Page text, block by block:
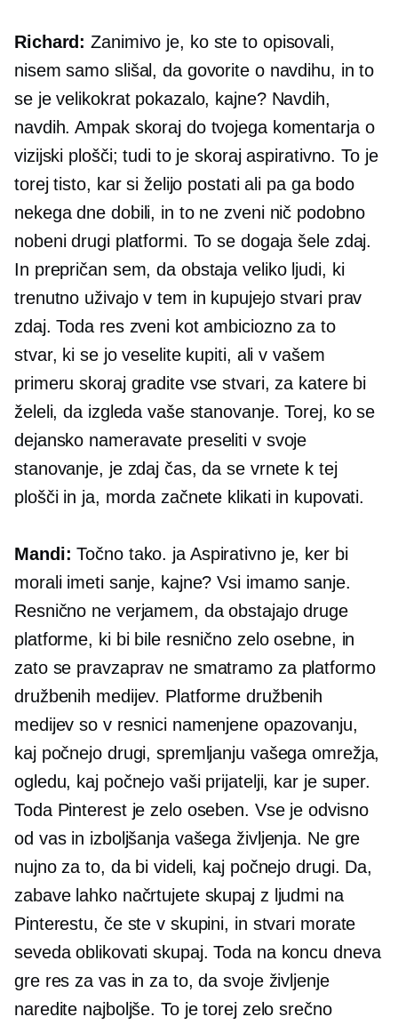
Richard: Zanimivo je, ko ste to opisovali,
nisem samo slišal, da govorite o navdihu, in to
se je velikokrat pokazalo, kajne? Navdih,
navdih. Ampak skoraj do tvojega komentarja o
vizijski plošči; tudi to je skoraj aspirativno. To je
torej tisto, kar si želijo postati ali pa ga bodo
nekega dne dobili, in to ne zveni nič podobno
nobeni drugi platformi. To se dogaja šele zdaj.
In prepričan sem, da obstaja veliko ljudi, ki
trenutno uživajo v tem in kupujejo stvari prav
zdaj. Toda res zveni kot ambiciozno za to
stvar, ki se jo veselite kupiti, ali v vašem
primeru skoraj gradite vse stvari, za katere bi
želeli, da izgleda vaše stanovanje. Torej, ko se
dejansko nameravate preseliti v svoje
stanovanje, je zdaj čas, da se vrnete k tej
plošči in ja, morda začnete klikati in kupovati.
Mandi: Točno tako. ja Aspirativno je, ker bi
morali imeti sanje, kajne? Vsi imamo sanje.
Resnično ne verjamem, da obstajajo druge
platforme, ki bi bile resnično zelo osebne, in
zato se pravzaprav ne smatramo za platformo
družbenih medijev. Platforme družbenih
medijev so v resnici namenjene opazovanju,
kaj počnejo drugi, spremljanju vašega omrežja,
ogledu, kaj počnejo vaši prijatelji, kar je super.
Toda Pinterest je zelo oseben. Vse je odvisno
od vas in izboljšanja vašega življenja. Ne gre
nujno za to, da bi videli, kaj počnejo drugi. Da,
zabave lahko načrtujete skupaj z ljudmi na
Pinterestu, če ste v skupini, in stvari morate
seveda oblikovati skupaj. Toda na koncu dneva
gre res za vas in za to, da svoje življenje
naredite najboljše. To je torej zelo srečno